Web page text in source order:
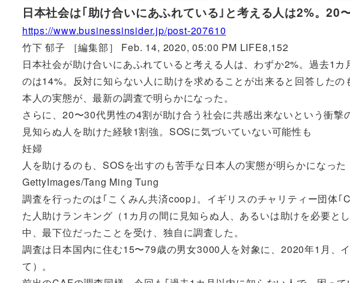
日本社会は｢助け合いにあふれている｣と考える人は2%。20
https://www.businessinsider.jp/post-207610
竹下 郁子 ［編集部］ Feb. 14, 2020, 05:00 PM LIFE8,152
日本社会が助け合いにあふれていると考える人は、わずか2%。過去1
のは14%。反対に知らない人に助けを求めることが出来ると回答した
本人の実態が、最新の調査で明らかになった。
さらに、20〜30代男性の4割が助け合う社会に共感出来ないという衝撃
見知らぬ人を助けた経験1割強。SOSに気づいていない可能性も
妊婦
人を助けるのも、SOSを出すのも苦手な日本人の実態が明らかになった
GettyImages/Tang Ming Tung
調査を行ったのは｢こくみん共済coop｣。イギリスのチャリティー団
た人助けランキング（1カ月の間に見知らぬ人、あるいは助けを必要と
中、最下位だったことを受け、独自に調査した。
調査は日本国内に住む15〜79歳の男女3000人を対象に、2020年1月、
て）。